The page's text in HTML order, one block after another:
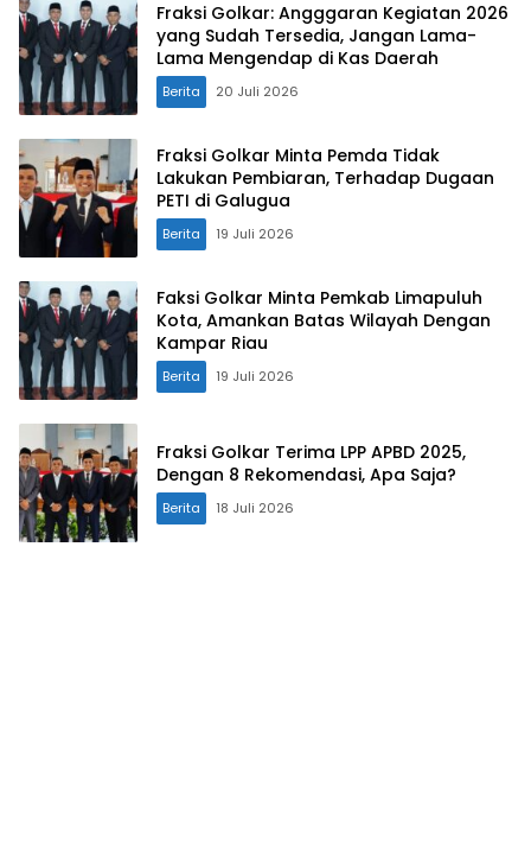
Fraksi Golkar: Angggaran Kegiatan 2026
yang Sudah Tersedia, Jangan Lama-
Lama Mengendap di Kas Daerah
Berita 20 Juli 2026
Fraksi Golkar Minta Pemda Tidak
Lakukan Pembiaran, Terhadap Dugaan
PETI di Galugua
Berita 19 Juli 2026
Faksi Golkar Minta Pemkab Limapuluh
Kota, Amankan Batas Wilayah Dengan
Kampar Riau
Berita 19 Juli 2026
Fraksi Golkar Terima LPP APBD 2025,
Dengan 8 Rekomendasi, Apa Saja?
Berita 18 Juli 2026